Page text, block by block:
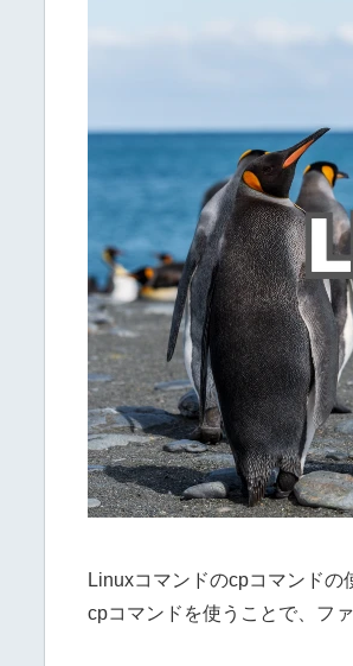
Linuxコマンドのcpコマンドの
cpコマンドを使うことで、フ